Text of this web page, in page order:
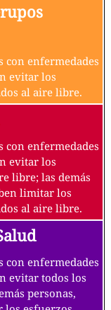
con enfermedades
evitar los
al aire libre.
con enfermedades
evitar los
libre; las demás
limitar los
al aire libre.
con enfermedades
evitar todos los
personas,